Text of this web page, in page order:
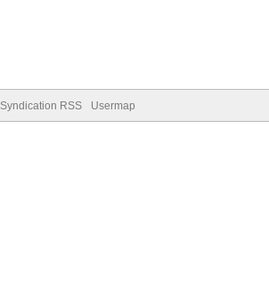
Syndication RSS Usermap